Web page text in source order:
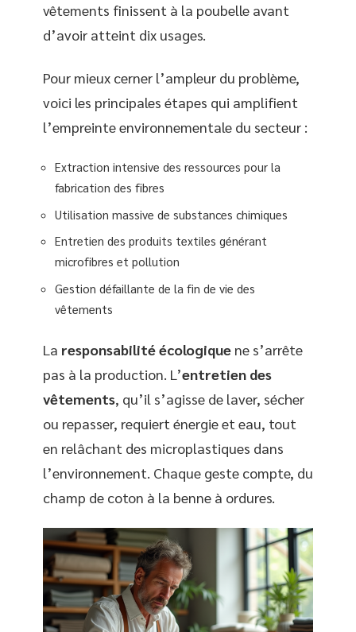
vêtements finissent à la poubelle avant
d’avoir atteint dix usages.
Pour mieux cerner l’ampleur du problème,
voici les principales étapes qui amplifient
l’empreinte environnementale du secteur :
Extraction intensive des ressources pour la
fabrication des fibres
Utilisation massive de substances chimiques
Entretien des produits textiles générant
microfibres et pollution
Gestion défaillante de la fin de vie des
vêtements
La responsabilité écologique ne s’arrête
pas à la production. L’entretien des
vêtements, qu’il s’agisse de laver, sécher
ou repasser, requiert énergie et eau, tout
en relâchant des microplastiques dans
l’environnement. Chaque geste compte, du
champ de coton à la benne à ordures.